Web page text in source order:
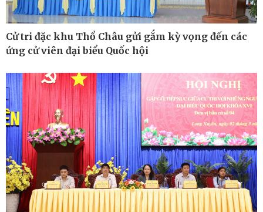
Pháp luật
Vụ án
Tin nóng
Tư vấn luật
Thể thao
Pickleball
Bóng đá quốc tế
Bóng đá Việt Nam
Thế giới thể thao
Cử tri đặc khu Thổ Châu gửi gắm kỳ vọng đến các
ứng cử viên đại biểu Quốc hội